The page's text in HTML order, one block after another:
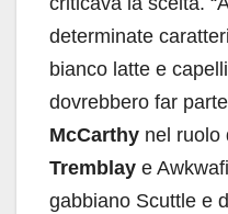
determinate
bianco latte e
dovrebbero far
McCarthy nel ruolo
Tremblay e
gabbiano Scuttle e